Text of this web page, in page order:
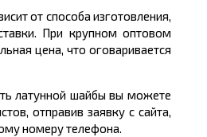
от способа изготовления,
При крупном оптовом
цена, что оговаривается
латунной шайбы вы можете
отправив заявку с сайта,
номеру телефона.